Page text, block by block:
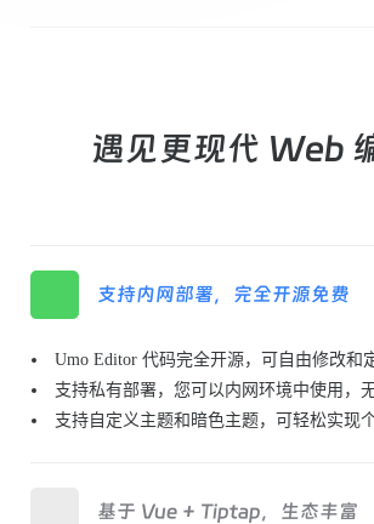
遇见更现代 Web
支持内网部署，完全开源免费
Umo Editor 代码完全开源，可自由修改和
支持私有部署，您可以内网环境中使用，
支持自定义主题和暗色主题，可轻松实现
基于 Vue + Tiptap，生态丰富